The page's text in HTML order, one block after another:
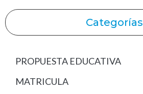
Categorías
PROPUESTA EDUCATIVA
MATRICULA